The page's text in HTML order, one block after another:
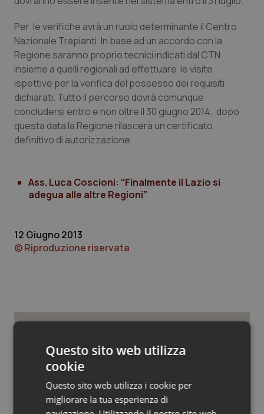
Sardegna
Sicilia
Toscana
Umbria
Veneto
Malattia di Crohn & Rettocolite Ulcerosa
Neuroscienze & patologie neurodegenerative
Obesità
Oftalmologia
Oncoematologia
Psoriasi & pelle
Quotidiano Pediatria
Rene & patologie urogenitali
Per le verifiche avrà un ruolo determinante il Centro
Nazionale Trapianti. In base ad un accordo con la
Regione saranno proprio tecnici indicati dal CTN
insieme a quelli regionali ad effettuare le visite
ispettive per la verifica del possesso dei requisiti
dichiarati. Tutto il percorso dovrà comunque
concludersi entro e non oltre il 30 giugno 2014, dopo
questa data la Regione rilascerà un certificato
definitivo di autorizzazione.
Ass. Luca Coscioni: “Finalmente il Lazio si
adegua alle altre Regioni”
12 Giugno 2013
© Riproduzione riservata
Potrebbe interessarti in
Regioni e Asl
Cresce la ricerca in Emilia-Romagna:
nel 2025 condotti 1.530 studi, il
Questo sito web utilizza
cookie
Questo sito web utilizza i cookie per
migliorare la tua esperienza di